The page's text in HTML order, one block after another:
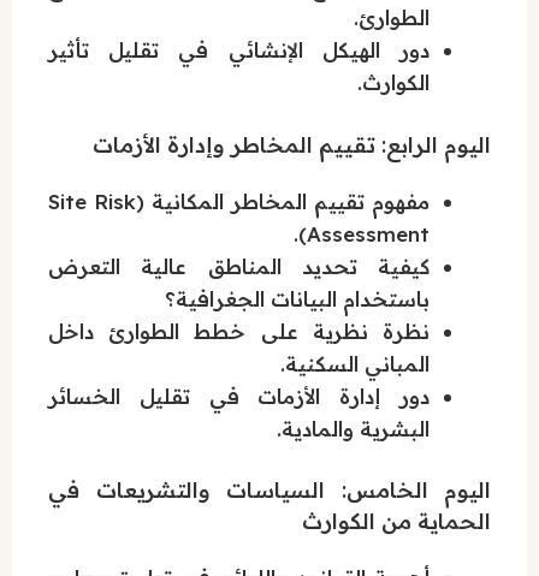
الطوارئ.
دور الهيكل الإنشائي في تقليل تأثير
الكوارث.
اليوم الرابع: تقييم المخاطر وإدارة الأزمات
مفهوم تقييم المخاطر المكانية (Site Risk
Assessment).
كيفية تحديد المناطق عالية التعرض
باستخدام البيانات الجغرافية؟
نظرة نظرية على خطط الطوارئ داخل
المباني السكنية.
دور إدارة الأزمات في تقليل الخسائر
البشرية والمادية.
اليوم الخامس: السياسات والتشريعات في
الحماية من الكوارث